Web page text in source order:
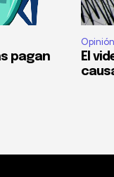
pagan
Opinión
El